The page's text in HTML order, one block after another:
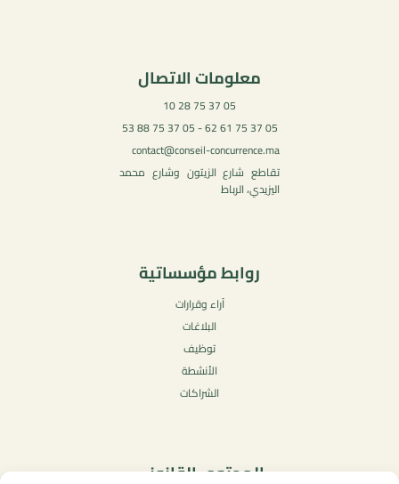
معلومات الاتصال
05 37 75 28 10
05 37 75 61 62 - 05 37 75 88 53
contact@conseil-concurrence.ma
تقاطع شارع الزيتون وشارع محمد
اليزيدي، الرباط
روابط مؤسساتية
آراء وقرارات
البلاغات
توظيف
الأنشطة
الشراكات
المحتوى القانوني